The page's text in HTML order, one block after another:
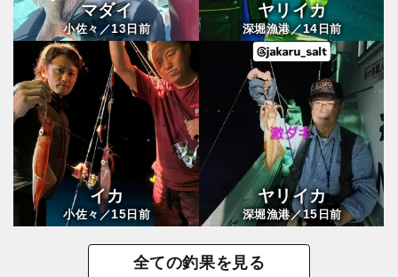
マダイ
小佐々／13日前
ヤリイカ
深堀漁港／ 14 日前
イカ
小佐々／15日前
ヤリイカ
深堀漁港／15 日前
全ての釣果を見る